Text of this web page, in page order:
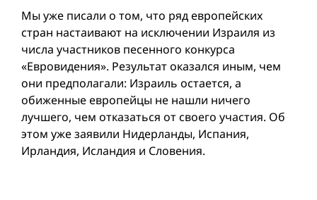
Мы уже писали о том, что ряд европейских
стран настаивают на исключении Израиля из
числа участников песенного конкурса
«Евровидения». Результат оказался иным, чем
они предполагали: Израиль остается, а
обиженные европейцы не нашли ничего
лучшего, чем отказаться от своего участия. Об
этом уже заявили Нидерланды, Испания,
Ирландия, Исландия и Словения.